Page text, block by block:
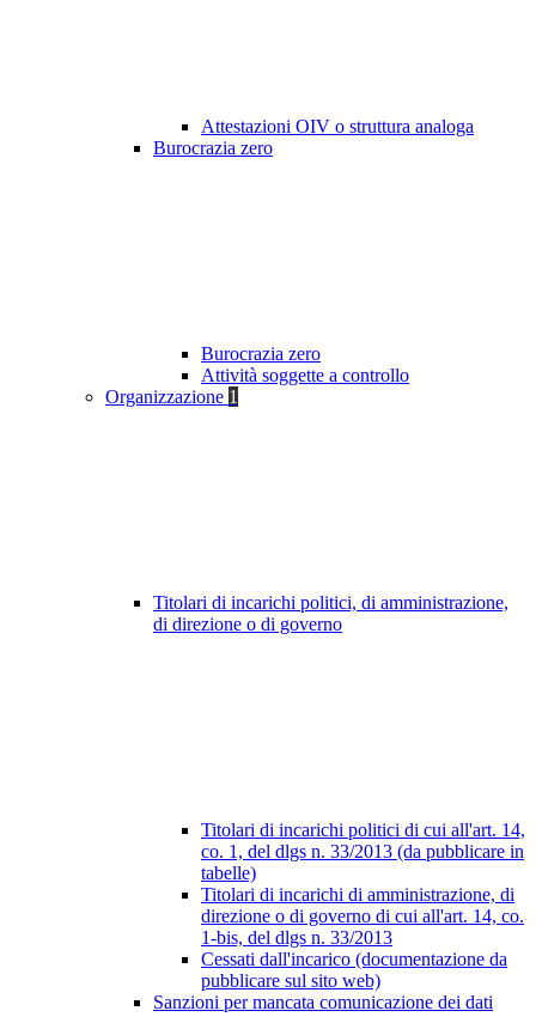
Attestazioni OIV o struttura analoga
Burocrazia zero
Burocrazia zero
Attività soggette a controllo
Organizzazione 1
Titolari di incarichi politici, di amministrazione,
di direzione o di governo
Titolari di incarichi politici di cui all'art. 14,
co. 1, del dlgs n. 33/2013 (da pubblicare in
tabelle)
Titolari di incarichi di amministrazione, di
direzione o di governo di cui all'art. 14, co.
1-bis, del dlgs n. 33/2013
Cessati dall'incarico (documentazione da
pubblicare sul sito web)
Sanzioni per mancata comunicazione dei dati